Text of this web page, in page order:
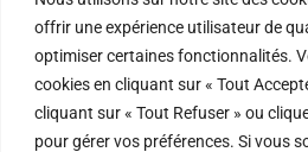
offrir une expérience utilisateur de
optimiser certaines fonctionnalités.
cookies en cliquant sur « Tout
cliquant sur « Tout Refuser » ou
pour gérer vos préférences. Si vous